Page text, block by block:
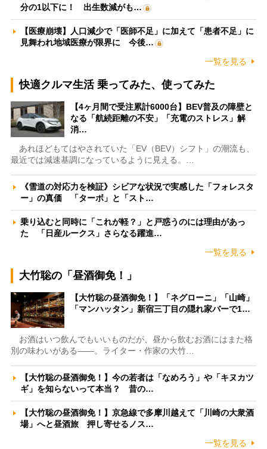
分の1以下に！ 出生数減がも…
【医療崩壊】人口減少で「医師不足」に加えて「患者不足」に
見舞われ地域医療が限界に 今後…
一覧を見る
快適クルマ生活 乗ってみた、使ってみた
【4ヶ月間で受注累計6000台】BEV普及の障壁と
なる「航続距離の不安」「充電のストレス」解
消…
あれほどもてはやされていた「EV（BEV）シフト」の潮流も、
最近では減速基調になっているように見える。…
《雪道の対応力を検証》シビアな状況で実感した「フォレスタ
ー」の真価 「ターボ」と「スト…
乗り込むと同時に「これが軽？」と戸惑うのには理由があっ
た 「日産ルークス」さらなる躍進…
一覧を見る
大竹聡の「昼酒御免！」
【大竹聡の昼酒御免！】「ネグローニ」「山崎」
「マンハッタン」新宿三丁目の隠れ家バーで1…
お酒はいつ飲んでもいいものだが、昼から飲むお酒にはまた格
別の味わいがある――。ライター・作家の大竹…
【大竹聡の昼酒御免！】今の若者は「なめろう」や「キヌカツ
ギ」を知らないって本当？ 昔の…
【大竹聡の昼酒御免！】京急線で多摩川越えて「川崎の大衆酒
場」へと昼酒旅 押し寄せるノス…
一覧を見る